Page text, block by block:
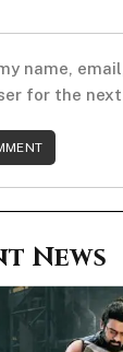
name,
for the
News